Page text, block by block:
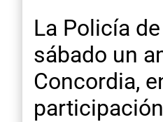
La Policía
sábado un
Concordia,